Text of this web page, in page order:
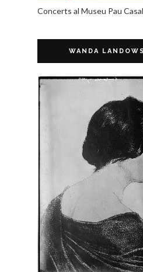
Concerts al Museu Pau
WANDA